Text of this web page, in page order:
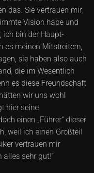
das. Sie vertrauen mir,
Vision habe und
ich bin der Haupt-
es meinen Mitstreitern,
sie haben also auch
die im Wesentlich
es diese Freundschaft
wir uns wohl
hier seine
einen „Führer“ dieser
weil ich einen Großteil
vertrauen mir
sehr gut!“